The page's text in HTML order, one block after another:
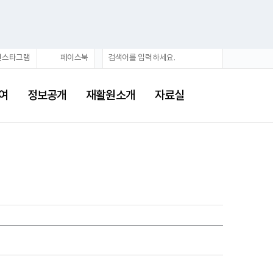
스타그램 페이스북
검
색
정보공개 재활원소개 자료실